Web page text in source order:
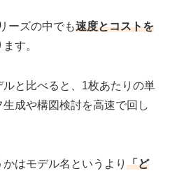
ーズの中でも速度とコストを
す。
と比べると、1枚あたりの単
成や構図検討を高速で回し
はモデル名というより「ど